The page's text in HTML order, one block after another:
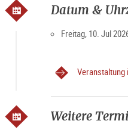
Kammerorchester
Räumlichkeiten der
Mozart bis Strauß
auf die Mozartstadt
Top Seller
Datum &
Freitag, 10. Jul
Veranstaltung
Weitere